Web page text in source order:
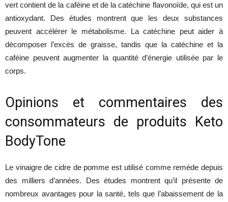
vert contient de la caféine et de la catéchine flavonoïde, qui est un
antioxydant. Des études montrent que les deux substances
peuvent accélérer le métabolisme. La catéchine peut aider à
décomposer l’excès de graisse, tandis que la catéchine et la
caféine peuvent augmenter la quantité d’énergie utilisée par le
corps.
Opinions et commentaires des
consommateurs de produits Keto
BodyTone
Le vinaigre de cidre de pomme est utilisé comme remède depuis
des milliers d’années. Des études montrent qu’il présente de
nombreux avantages pour la santé, tels que l’abaissement de la